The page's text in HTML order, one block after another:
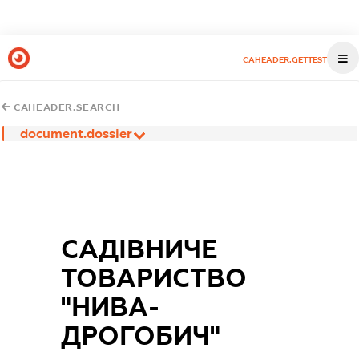
CAHEADER.GETTEST
CAHEADER.SEARCH
document.dossier
САДІВНИЧЕ
ТОВАРИСТВО
"НИВА-
ДРОГОБИЧ"